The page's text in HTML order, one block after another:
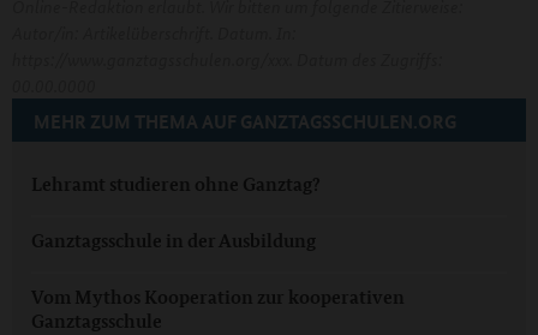
MEHR ZUM THEMA AUF GANZTAGSSCHULEN.ORG
Lehramt studieren ohne Ganztag?
Ganztagsschule in der Ausbildung
Vom Mythos Kooperation zur kooperativen
Ganztagsschule